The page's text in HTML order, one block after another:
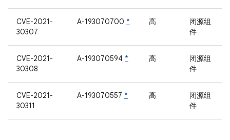
CVE-2021-
30307
A-193070700 * 高
闭源组
件
CVE-2021-
30308
A-193070594 * 高
闭源组
件
CVE-2021-
30311
A-193070557 * 高
闭源组
件